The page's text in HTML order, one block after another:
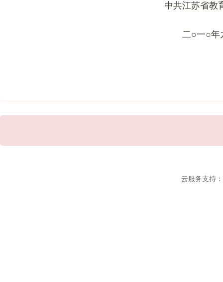
中共江苏省教育
二○一○年九
云服务支持